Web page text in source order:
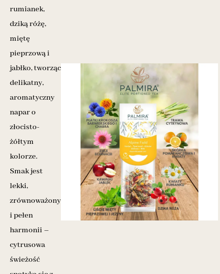
rumianek,
dziką różę,
miętę
pieprzową i
jabłko, tworząc
delikatny,
aromatyczny
napar o
złocisto-
żółtym
kolorze.
Smak jest
lekki,
zrównoważony
i pełen
harmonii –
cytrusowa
świeżość